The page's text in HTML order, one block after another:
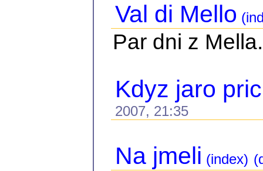
Val di Mello
Par dni z Mella.
Kdyz jaro
2007, 21:35
Na jmeli (index)